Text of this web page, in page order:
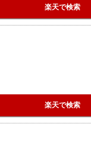
楽天で検索
楽天で検索